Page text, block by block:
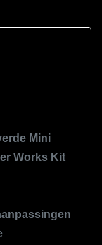
Mini
Works Kit